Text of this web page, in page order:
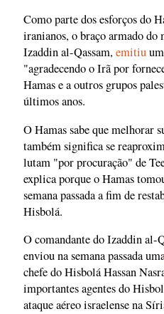
Como parte dos esforços do
iranianos, o braço armado
Izaddin al-Qassam,emitiu
"agradecendo o Irã por
Hamas e a outros grupos
últimos anos.
O Hamas sabe que melhorar
também significa se
lutam "por procuração" de
explica porque o Hamas
semana passada a fim de
Hisbolá.
O comandante do Izaddin al-
enviou na semana passada
chefe do Hisbolá Hassan
importantes agentes do
ataque aéreo israelense na